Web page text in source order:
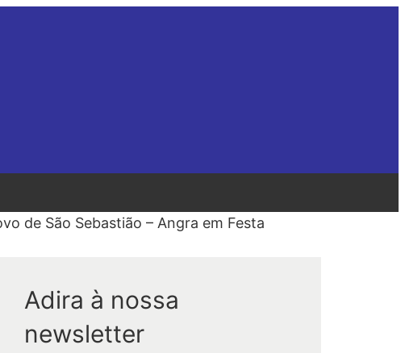
de São Sebastião – Angra em Festa
Adira à nossa
newsletter